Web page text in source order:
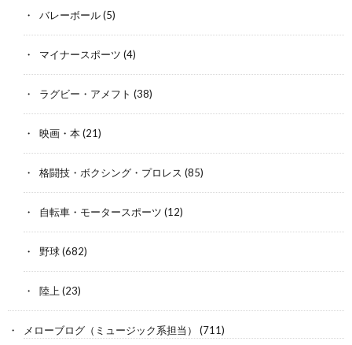
バレーボール(5)
マイナースポーツ (4)
ラグビー・アメフト (38)
映画・本(21)
格闘技・ボクシング・プロレス (85)
自転車・モータースポーツ (12)
野球(682)
陸上 (23)
メローブログ（ミュージック系担当） (711)